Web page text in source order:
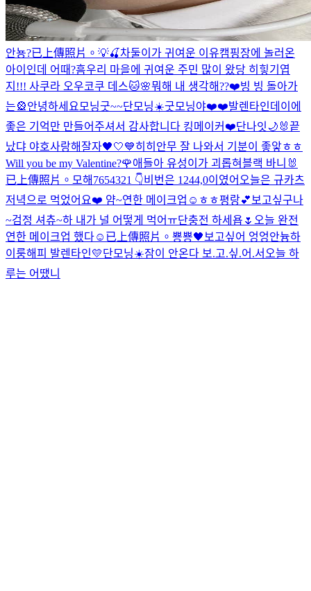
안뇽?已上傳照片。 💡🍒차둘이가 귀여운 이유캠핑장에 놀러온
아이인데 어때?흠우리 마을에 귀여운 주민 많이 왔당 히힣기엽
지!!! 사쿠라 오우코쿠 데스🐱🌸뭐해 내 생각해??❤️빙 빙 돌아가
는🎡안녕하세요 모닝굿~~단모닝☀️굿모닝야❤️❤️발렌타인데이에
좋은 기억만 만들어주셔서 감사합니다 킹메이커❤️단나잇🌙 🐰끝
났댜 야호사랑해잘자🖤🤍💙히히 안무 잘 나와서 기분이 좋앟ㅎㅎ
Will you be my Valentine?🌹애들아 유성이가 괴롭혀블랙 바니🐰
已上傳照片。 모해 7654321 👇비번은 1244,0이였어 오늘은 규카츠
저녁으로 먹었어요❤️ 얌~연한 메이크업☺️ ㅎㅎ평랑💕 보고싶구나
~검정 셔츄~하 내가 널 어떻게 먹어ㅠ단충전 하세욥🌷 오늘 완전
연한 메이크업 했다☺️ 已上傳照片。 뿅뿅🖤 보고싶어 엉엉안늉하
이룽해피 발렌타인💛단모닝☀️잠이 안온다 보.고.싶.어.서 오늘 하
루는 어땠니